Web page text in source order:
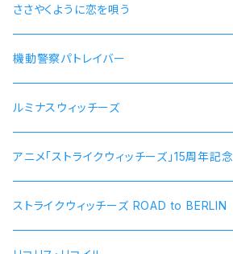
ささやくように恋を唄う
機動警察パトレイバー
ルミナスウィッチーズ
アニメ「ストライクウィッチーズ」15周年記念
ストライクウィッチーズ ROAD to BERLIN